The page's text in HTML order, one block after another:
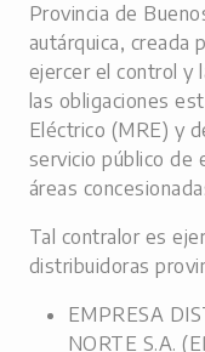
Provincia de
autárquica, creada
ejercer el control y
las obligaciones
Eléctrico (MRE) y
servicio público de
áreas
Tal contralor es
distribuidoras
EMPRESA
NORTE S.A.